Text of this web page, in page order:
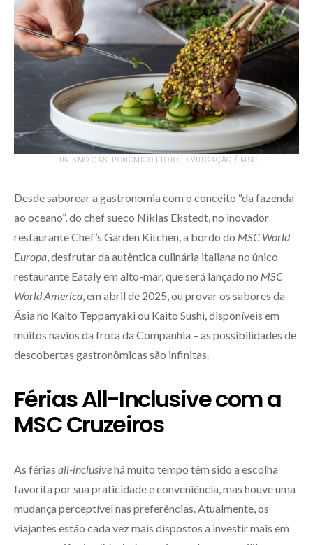
TURISMO GASTRONÔMICO | FOTO: DIVULGAÇÃO / MSC
Desde saborear a gastronomia com o conceito “da fazenda
ao oceano”, do chef sueco Niklas Ekstedt, no inovador
restaurante Chef’s Garden Kitchen, a bordo do MSC World
Europa , desfrutar da autêntica culinária italiana no único
restaurante Eataly em alto-mar, que será lançado no MSC
World America , em abril de 2025, ou provar os sabores da
Ásia no Kaito Teppanyaki ou Kaito Sushi, disponíveis em
muitos navios da frota da Companhia – as possibilidades de
descobertas gastronômicas são infinitas.
Férias All-Inclusive com a
MSC Cruzeiros
As férias all-inclusivehá muito tempo têm sido a escolha
favorita por sua praticidade e conveniência, mas houve uma
mudança perceptível nas preferências. Atualmente, os
viajantes estão cada vez mais dispostos a investir mais em